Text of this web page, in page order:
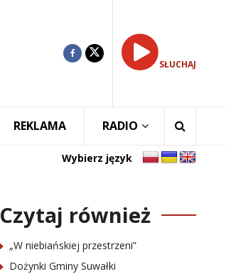
SŁUCHAJ
REKLAMA RADIO
Wybierz język
Czytaj również
„W niebiańskiej przestrzeni”
Dożynki Gminy Suwałki